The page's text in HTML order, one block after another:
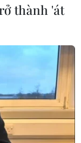
thành 'át